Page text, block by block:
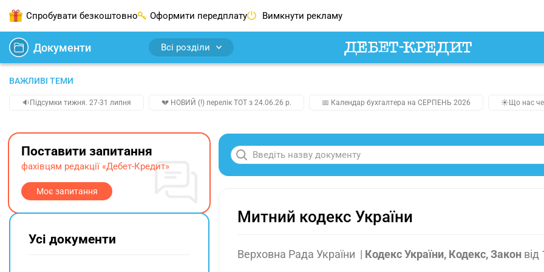
Спробувати безкоштовно Оформити передплату Вимкнути рекламу
Документи Всі розділи
ВАЖЛИВІ ТЕМИ
🔉Підсумки тижня. 27-31 липня 💔 НОВИЙ (!) перелік ТОТ з 24.06.26 р. 📅 Календар бухгалтера на СЕРПЕНЬ 2026 ☀️Що нас
Митний кодекс України
Верховна Рада України | Кодекс України, Кодекс, Закон від
Поставити запитання
фахівцям редакції «Дебет-Кредит»
Моє запитання
Усі документи